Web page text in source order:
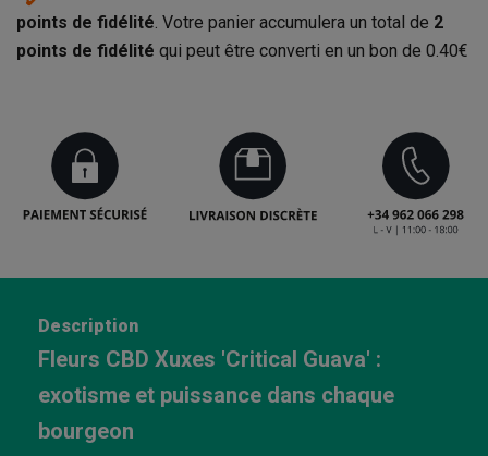
points de fidélité. Votre panier accumulera un total de 2
points de fidélité qui peut être converti en un bon de 0.40€
Description
Fleurs CBD Xuxes 'Critical Guava' :
exotisme et puissance dans chaque
bourgeon